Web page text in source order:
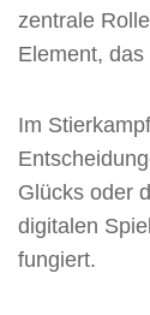
zentrale
Element,
Im
Glücks oder
digitalen
fungiert.